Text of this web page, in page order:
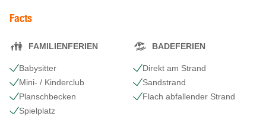
Facts
FAMILIENFERIEN
Babysitter
Mini- / Kinderclub
Planschbecken
Spielplatz
BADEFERIEN
Direkt am Strand
Sandstrand
Flach abfallender Strand